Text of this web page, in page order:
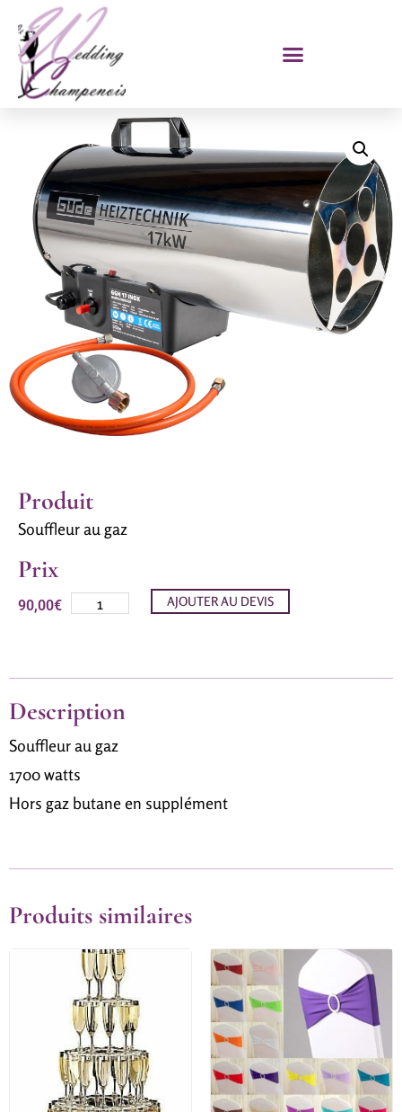
Produit
Souffleur au gaz
Prix
90,00€ AJOUTER AU DEVIS
Description
Souffleur au gaz
1700 watts
Hors gaz butane en supplément
Produits similaires